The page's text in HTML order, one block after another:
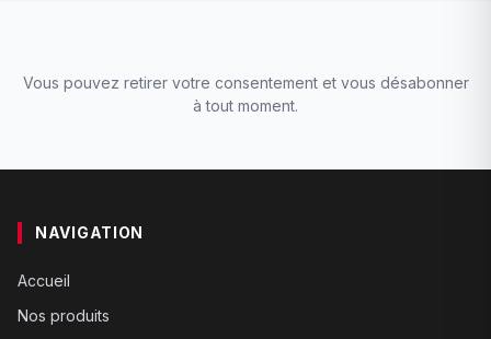
Vous pouvez retirer votre consentement et vous désabonner
à tout moment.
NAVIGATION
Accueil
Nos produits